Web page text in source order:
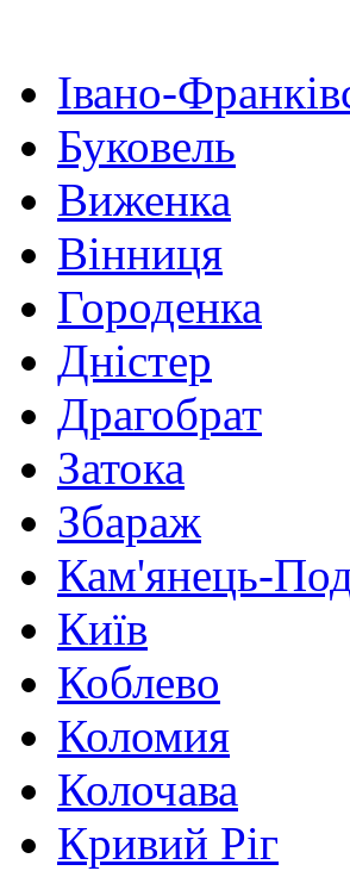
Івано-
Буковель
Виженка
Вінниця
Городенка
Дністер
Драгобрат
Затока
Збараж
Кам'янець-
Київ
Коблево
Коломия
Колочава
Кривий Ріг